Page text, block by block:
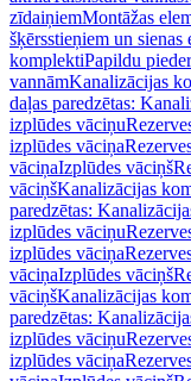
zīdaiņiemMontāžas
šķērsstieņiem un
komplektiPapildu
vannāmKanalizācijas
daļas paredzētas:
izplūdes vāciņu
izplūdes vāciņa
vāciņaIzplūdes vāciņš
vāciņšKanalizācijas
paredzētas:
izplūdes vāciņu
izplūdes vāciņa
vāciņaIzplūdes vāciņš
vāciņšKanalizācijas
paredzētas:
izplūdes vāciņu
izplūdes vāciņa